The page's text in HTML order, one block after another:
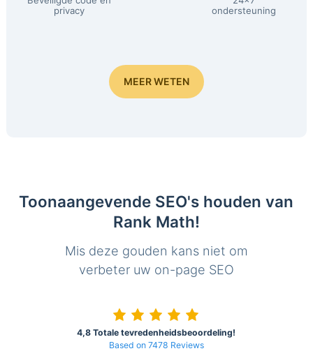
privacy
ondersteuning
MEER WETEN
Toonaangevende SEO's houden van
Rank Math!
Mis deze gouden kans niet om
verbeter uw on-page SEO
4,8 Totale tevredenheidsbeoordeling!
Based on 7478 Reviews